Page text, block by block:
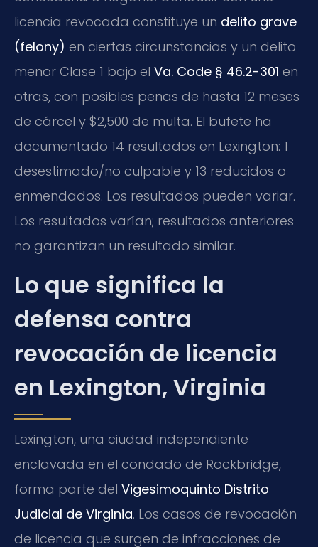
licencia revocada constituye un delito grave
(felony) en ciertas circunstancias y un delito
menor Clase 1 bajo el Va. Code § 46.2-301 en
otras, con posibles penas de hasta 12 meses
de cárcel y $2,500 de multa. El bufete ha
documentado 14 resultados en Lexington: 1
desestimado/no culpable y 13 reducidos o
enmendados. Los resultados pueden variar.
Los resultados varían; resultados anteriores
no garantizan un resultado similar.
Lo que significa la
defensa contra
revocación de licencia
en Lexington, Virginia
Lexington, una ciudad independiente
enclavada en el condado de Rockbridge,
forma parte del Vigesimoquinto Distrito
Judicial de Virginia. Los casos de revocación
de licencia que surgen de infracciones de